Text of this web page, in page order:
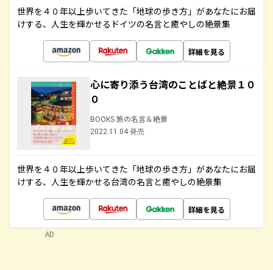
世界を４０年以上歩いてきた「地球の歩き方」があなたにお届
けする、人生を輝かせるドイツの名言と癒やしの絶景集
詳細を見る
心に寄り添う台湾のことばと絶景１０
０
BOOKS 旅の名言＆絶景
2022.11.04 発売
世界を４０年以上歩いてきた「地球の歩き方」があなたにお届
けする、人生を輝かせる台湾の名言と癒やしの絶景集
詳細を見る
AD